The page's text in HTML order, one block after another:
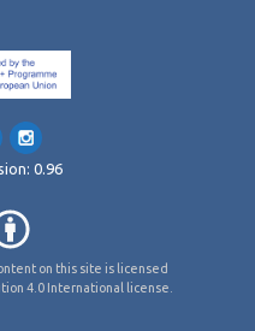
0.96
on this site is licensed
4.0 International license.